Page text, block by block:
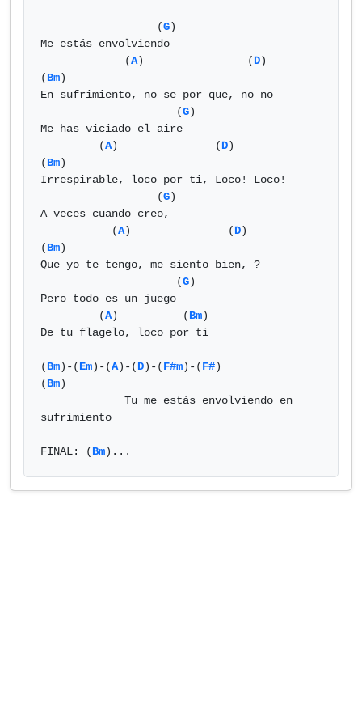
                  (
G)
Me estás envolviendo
             (
A)                (D)
(Bm)
En sufrimiento, no se por que, no no
                     (
G)
Me has viciado el aire
         (
A)               (D)
(Bm)
Irrespirable, loco por ti, Loco! Loco!
                  (
G)
A veces cuando creo,
           (
A)               (D)
(Bm)
Que yo te tengo, me siento bien, ?
                     (
G)
Pero todo es un juego
         (
A)          (Bm)
De tu flagelo, loco por ti
(Bm)-(Em)-(A)-(D)-(F#m)-(F#)
(Bm)
sufrimiento
FINAL: (Bm)...